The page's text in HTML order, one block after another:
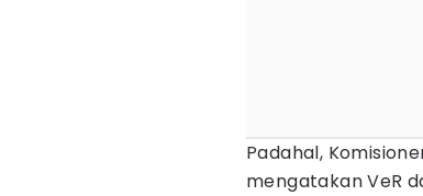
Padahal,
mengatakan VeR